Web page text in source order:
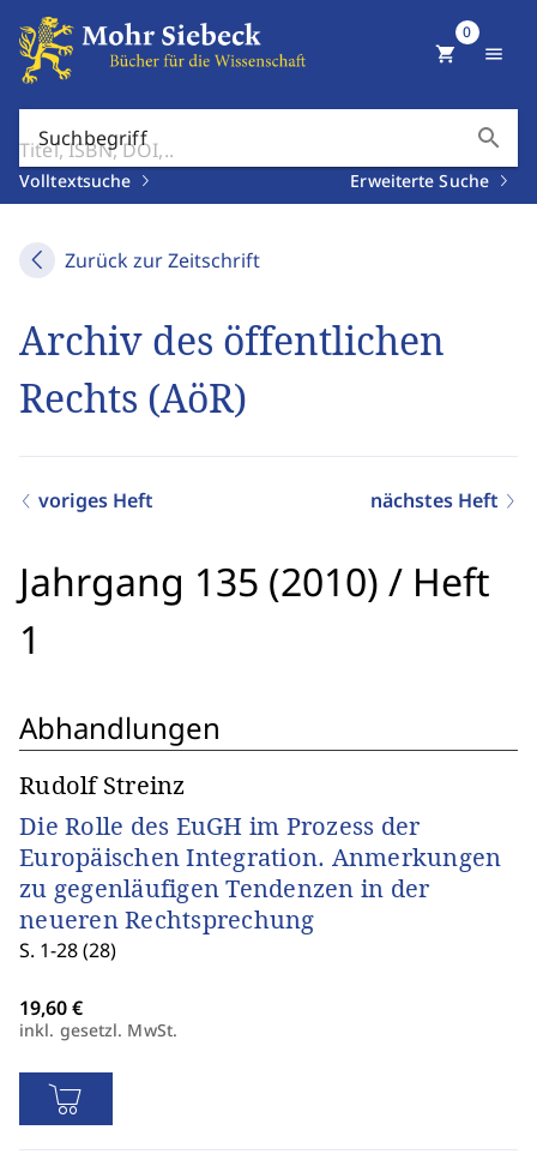
Suchbegriff search
Volltextsuche Erweiterte Suche
shopping_cart
0
menu
Zurück zur Zeitschrift
Archiv des öffentlichen
Rechts (AöR)
voriges Heft nächstes Heft
Jahrgang 135 (2010) / Heft
1
Abhandlungen
Rudolf Streinz
Die Rolle des EuGH im Prozess der
Europäischen Integration. Anmerkungen
zu gegenläufigen Tendenzen in der
neueren Rechtsprechung
S. 1-28 (28)
inkl. gesetzl. MwSt.